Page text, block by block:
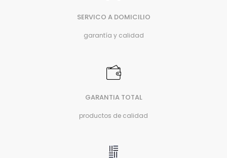
SERVICO A DOMICILIO
garantía y calidad
GARANTIA TOTAL
productos de calidad